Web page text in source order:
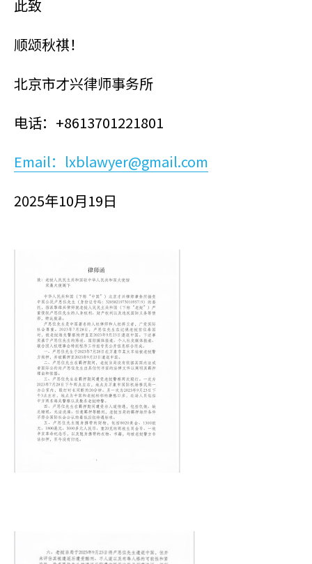
此致
顺颂秋祺！
北京市才兴律师事务所
电话：+8613701221801
Email：lxblawyer@gmail.com
2025年10月19日